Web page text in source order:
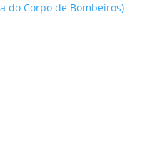
do Corpo de Bombeiros)